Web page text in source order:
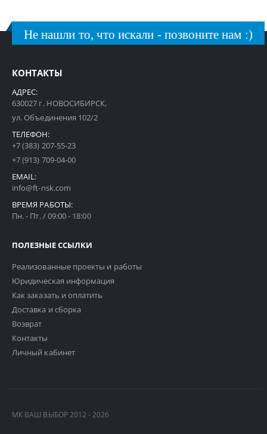
Не нашли то, что искали - позвоните нам :)
КОНТАКТЫ
АДРЕС:
630027 г. НОВОСИБИРСК,
ул. Объединения 102/2
ТЕЛЕФОН:
+7 (383) 207-55-23
+7 (913) 709-04-00
EMAIL:
info@ft-nsk.com
ВРЕМЯ РАБОТЫ:
Пн. - Пт. / 09:00 - 18:00
ПОЛЕЗНЫЕ ССЫЛКИ
Реализованные проекты и работы
Юридическая информация
Как заказать и оплатить
Доставка и сборка
Возврат
Контакты
Личный кабинет
МК ВАШ ВЫБОР 2012 - 2026